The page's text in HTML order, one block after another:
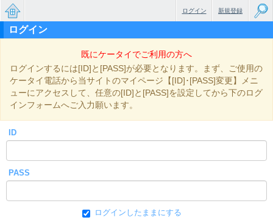
無料で
っと大
小説
新規登録
ログイン
ログイン
既にケータイでご利用の方へ
ログインするには[ID]と[PASS]が必要となります。まず、ご使用の
ケータイ電話から当サイトのマイページ【[ID]･[PASS]変更】メニ
ューにアクセスして、任意の[ID]と[PASS]を設定してから下のログ
インフォームへご入力願います。
ID
PASS
ログインしたままにする